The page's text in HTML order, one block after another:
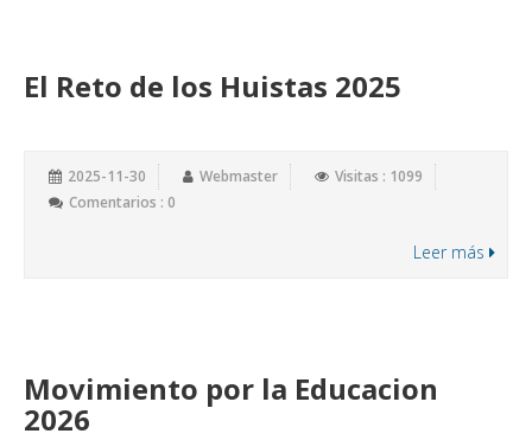
El Reto de los Huistas 2025
2025-11-30 Webmaster
Visitas : 1099
Comentarios : 0
Leer más
Movimiento por la Educacion
2026